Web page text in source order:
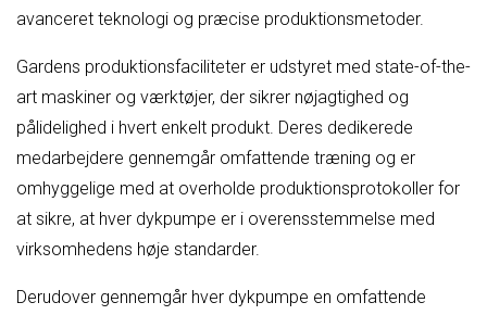
avanceret teknologi og præcise produktionsmetoder.
Gardens produktionsfaciliteter er udstyret med state-of-the-
art maskiner og værktøjer, der sikrer nøjagtighed og
pålidelighed i hvert enkelt produkt. Deres dedikerede
medarbejdere gennemgår omfattende træning og er
omhyggelige med at overholde produktionsprotokoller for
at sikre, at hver dykpumpe er i overensstemmelse med
virksomhedens høje standarder.
Derudover gennemgår hver dykpumpe en omfattende